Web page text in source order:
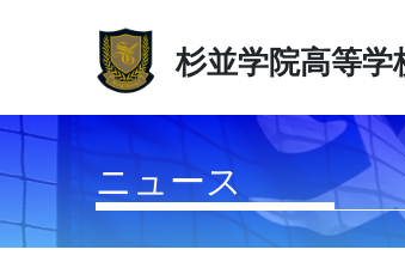
杉並学院高等学
ニュース